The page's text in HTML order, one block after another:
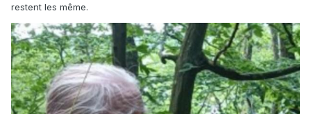
restent les même.